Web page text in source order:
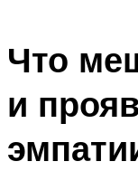
Что
и